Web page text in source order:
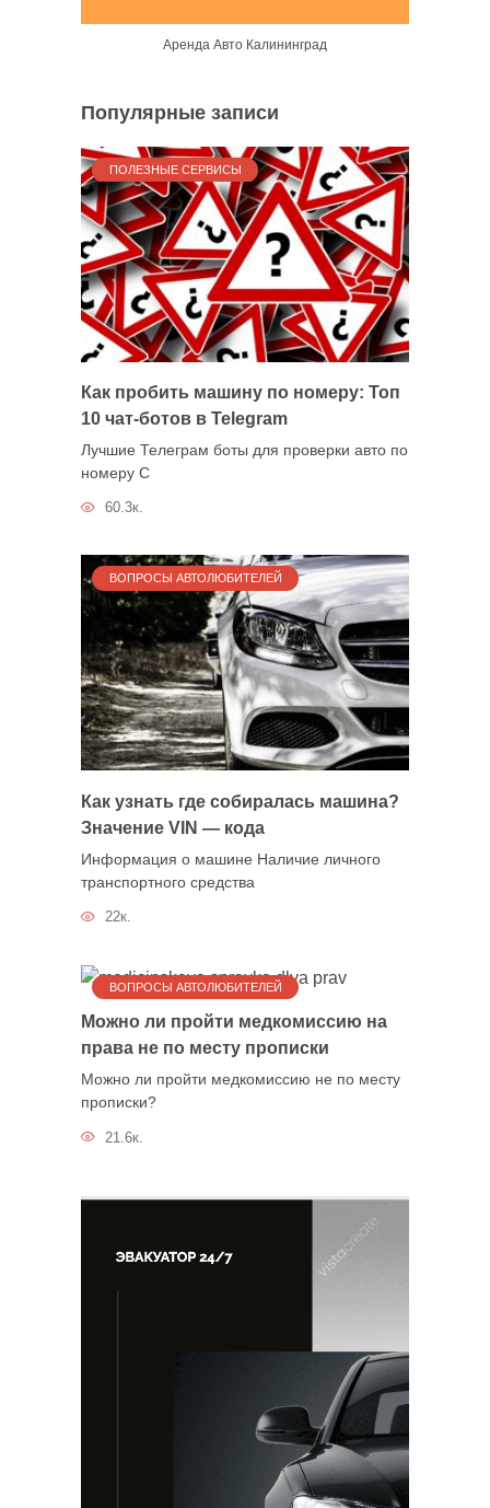
Аренда Авто Калининград
Популярные записи
ПОЛЕЗНЫЕ СЕРВИСЫ
Как пробить машину по номеру: Топ
10 чат-ботов в Telegram
Лучшие Телеграм боты для проверки авто по
номеру С
60.3к.
ВОПРОСЫ АВТОЛЮБИТЕЛЕЙ
Как узнать где собиралась машина?
Значение VIN — кода
Информация о машине Наличие личного
транспортного средства
22к.
ВОПРОСЫ АВТОЛЮБИТЕЛЕЙ
Можно ли пройти медкомиссию на
права не по месту прописки
Можно ли пройти медкомиссию не по месту
прописки?
21.6к.